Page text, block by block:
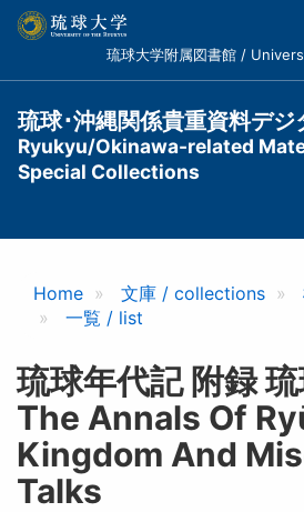
コ
琉球大学附属図書館 /
琉球･沖縄関係貴重資料デジ
Ryukyu/Okinawa-related
Special Collections
Home 文庫 / collections
一覧 / list
琉球年代記 附録
The Annals Of
Kingdom And
Talks